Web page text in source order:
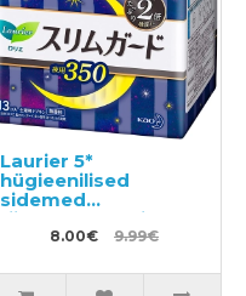
Laurier 5*
hügieenilised
sidemed
tiivakestega öiseks
kasutamiseks 35cm
8.00€ 9.99€